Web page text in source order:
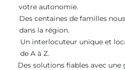
votre autonomie.
Des centaines de familles
dans la région.
Un interlocuteur unique et
de A à Z.
Des solutions fiables avec